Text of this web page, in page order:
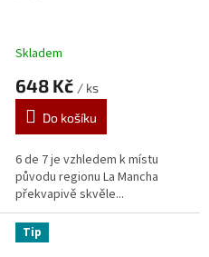
Skladem
648 Kč / ks
Do košíku
6 de 7 je vzhledem k místu
původu regionu La Mancha
překvapivě skvěle...
Tip